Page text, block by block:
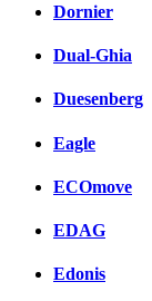
Dornier
Dual-Ghia
Duesenberg
Eagle
ECOmove
EDAG
Edonis